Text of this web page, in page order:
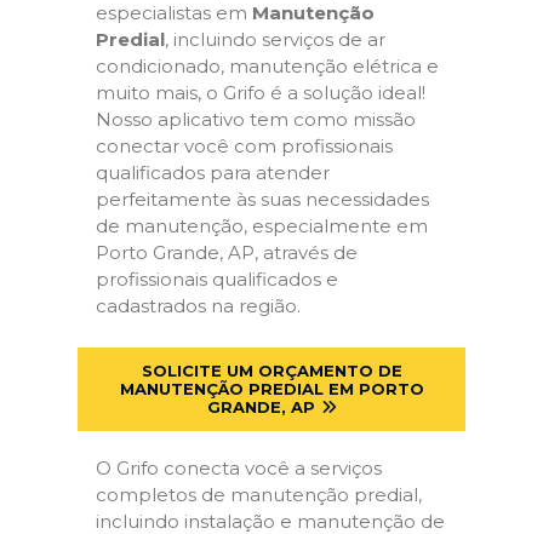
especialistas em Manutenção
Predial, incluindo serviços de ar
condicionado, manutenção elétrica e
muito mais, o Grifo é a solução ideal!
Nosso aplicativo tem como missão
conectar você com profissionais
qualificados para atender
perfeitamente às suas necessidades
de manutenção, especialmente em
Porto Grande, AP, através de
profissionais qualificados e
cadastrados na região.
SOLICITE UM ORÇAMENTO DE
MANUTENÇÃO PREDIAL EM PORTO
GRANDE, AP
O Grifo conecta você a serviços
completos de manutenção predial,
incluindo instalação e manutenção de